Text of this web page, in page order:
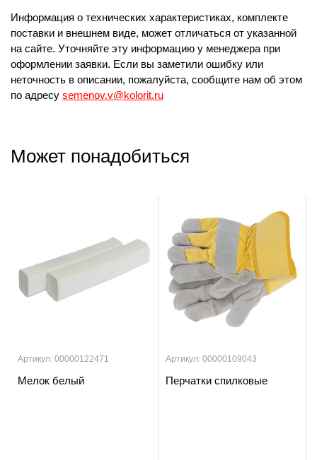
Информация о технических характеристиках, комплекте
поставки и внешнем виде, может отличаться от указанной
на сайте. Уточняйте эту информацию у менеджера при
оформлении заявки. Если вы заметили ошибку или
неточность в описании, пожалуйста, сообщите нам об этом
по адресу semenov.v@kolorit.ru
Может понадобиться
Артикул: 00000122471
Мелок белый
Артикул: 00000109043
Перчатки спилковые